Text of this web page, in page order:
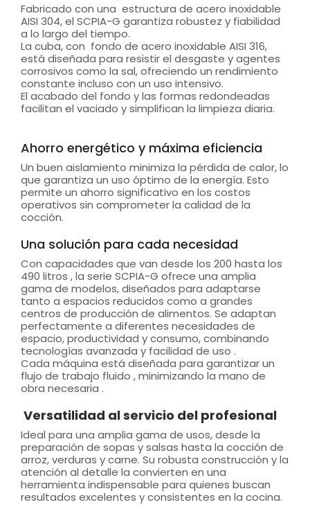
Fabricado con una estructura de acero inoxidable
AISI 304, el SCPIA-G garantiza robustez y fiabilidad
a lo largo del tiempo.
La cuba, con fondo de acero inoxidable AISI 316,
está diseñada para resistir el desgaste y agentes
corrosivos como la sal, ofreciendo un rendimiento
constante incluso con un uso intensivo.
El acabado del fondo y las formas redondeadas
facilitan el vaciado y simplifican la limpieza diaria.
Ahorro energético y máxima eficiencia
Un buen aislamiento minimiza la pérdida de calor, lo
que garantiza un uso óptimo de la energía. Esto
permite un ahorro significativo en los costos
operativos sin comprometer la calidad de la
cocción.
Una solución para cada necesidad
Con capacidades que van desde los 200 hasta los
490 litros , la serie SCPIA-G ofrece una amplia
gama de modelos, diseñados para adaptarse
tanto a espacios reducidos como a grandes
centros de producción de alimentos. Se adaptan
perfectamente a diferentes necesidades de
espacio, productividad y consumo, combinando
tecnologías avanzada y facilidad de uso .
Cada máquina está diseñada para garantizar un
flujo de trabajo fluido , minimizando la mano de
obra necesaria .
Versatilidad al servicio del profesional
Ideal para una amplia gama de usos, desde la
preparación de sopas y salsas hasta la cocción de
arroz, verduras y carne. Su robusta construcción y la
atención al detalle la convierten en una
herramienta indispensable para quienes buscan
resultados excelentes y consistentes en la cocina.